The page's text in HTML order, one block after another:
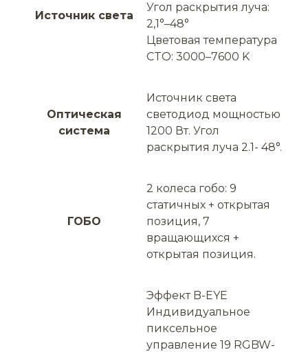
Источник света
Угол раскрытия луча:
2,1°–48°
Цветовая температура
CTO: 3000–7600 K
Оптическая
система
Источник света
светодиод мощностью
1200 Вт. Угол
раскрытия луча 2.1- 48°.
ГОБО
2 колеса гобо: 9
статичных + открытая
позиция, 7
вращающихся +
открытая позиция.
Эффект B-EYE
Индивидуальное
пиксельное
управление 19 RGBW-